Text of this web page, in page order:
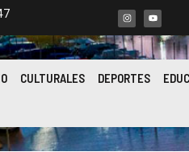
CULTURALES DEPORTES